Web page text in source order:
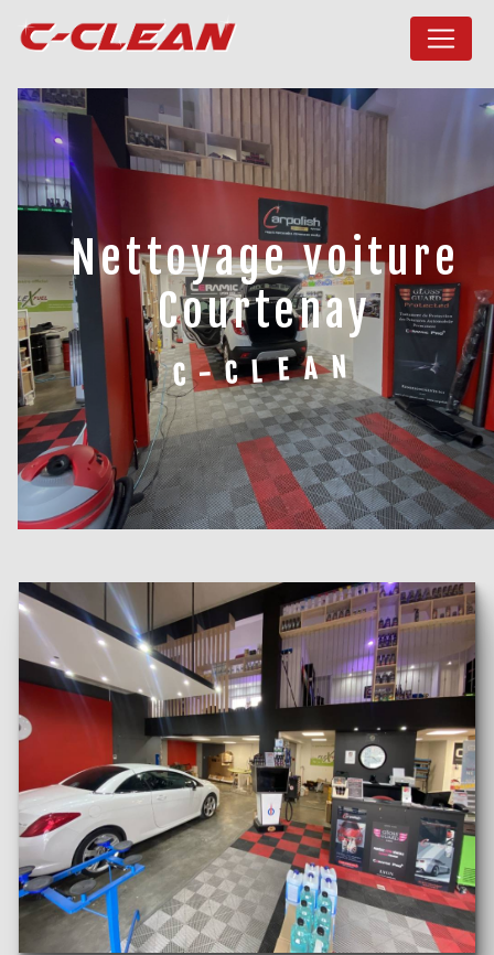
nettoyage voiture
Courtenay
C-CLEAN